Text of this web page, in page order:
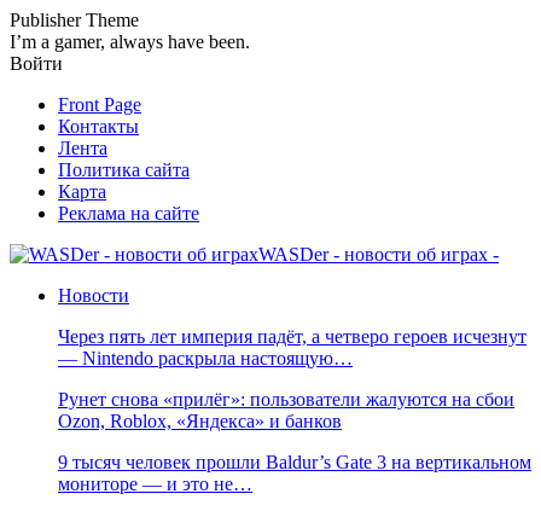
Publisher Theme
I’m a gamer, always have been.
Войти
Front Page
Контакты
Лента
Политика сайта
Карта
Реклама на сайте
WASDer - новости об играх -
Новости
Через пять лет империя падёт, а четверо героев исчезнут
— Nintendo раскрыла настоящую…
Рунет снова «прилёг»: пользователи жалуются на сбои
Ozon, Roblox, «Яндекса» и банков
9 тысяч человек прошли Baldur’s Gate 3 на вертикальном
мониторе — и это не…